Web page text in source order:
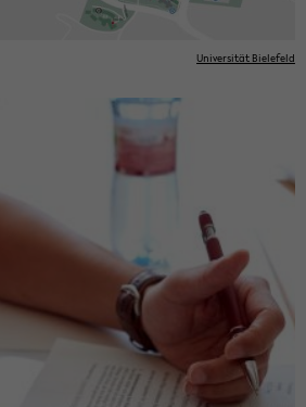
Uni­ver­si­tät Bie­le­feld